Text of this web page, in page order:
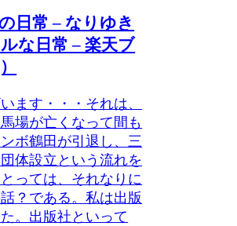
日常 – なりゆき
な日常 – 楽天ブ
ます・・・それは、
場が亡くなって間も
ボ鶴田が引退し、三
体設立という流れを
っては、それなりに
？である。私は出版
。出版社といって